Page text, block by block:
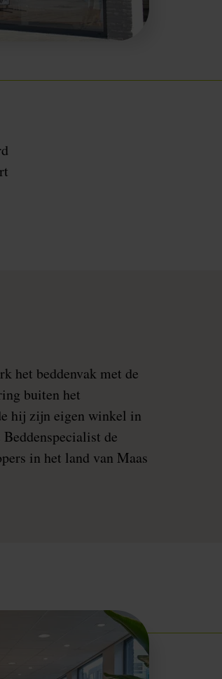
het beddenvak met de
buiten het
hij zijn eigen winkel in
de
in het land van Maas